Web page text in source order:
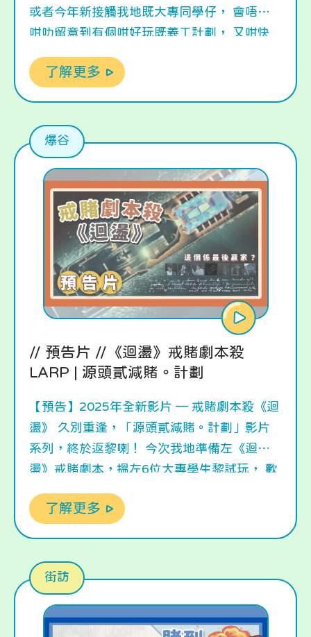
或者今年新接觸我地既大專同學仔， 會唔會
咁叻留意到有個咁好玩既義工計劃， 又咁快
街坊個啲無呀，見上年咁多叻豬同學仔幫得
輔導既大家
情 #或者留意我地有無衝入黎學校宣傳喇
參與Give & Take，義工時數多個Tick 戒賭輔
導試學識，債務處理唔會Kick
了解更多
// 預告片 //《迴盪》戒賭劇本殺
LARP | 源頭貳減賭。計劃
【預告】2025年全新影片 — 戒賭劇本殺《迴
盪》 久別重逢，「源頭貳減賭。計劃」影片
系列，終於返黎喇！ 今次我地準備左《迴
盪》戒賭劇本，搵左6位大專學生黎試玩， 歡
參與既大家， 進入6位參加者既視覺，間接黎
賭劇本殺 — 上集 ○ 《迴盪》戒賭劇本殺 —
下集
了解更多
爆谷
街訪